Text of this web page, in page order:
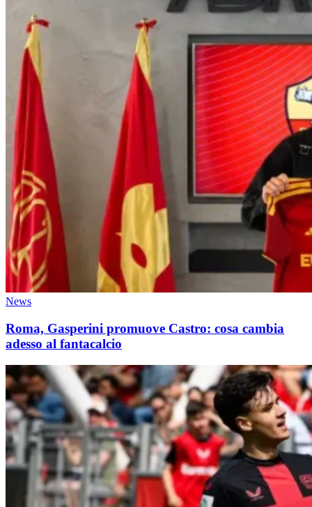
News
Roma, Gasperini promuove Castro: cosa cambia
adesso al fantacalcio